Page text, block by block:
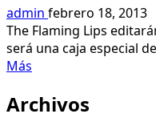
admin febrero 18, 2013
The Flaming Lips
será una caja especial
Más
acerca
Archivos